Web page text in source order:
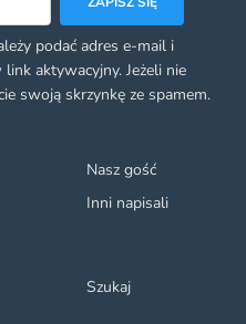
Nasz gość
Inni napisali
Szukaj
podać adres e-mail i
aktywacyjny. Jeżeli nie
swoją skrzynkę ze spamem.